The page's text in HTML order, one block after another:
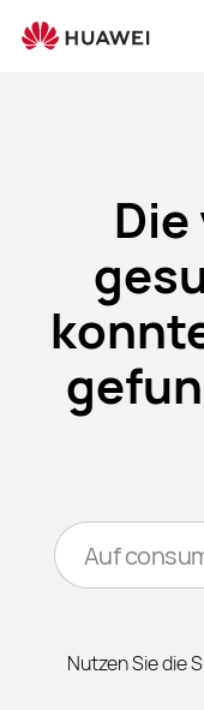
Nutzen Sie die